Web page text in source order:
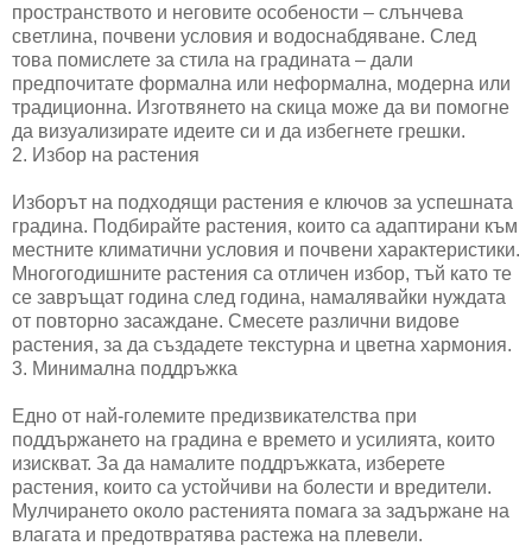
пространството и неговите особености – слънчева
светлина, почвени условия и водоснабдяване. След
това помислете за стила на градината – дали
предпочитате формална или неформална, модерна или
традиционна. Изготвянето на скица може да ви помогне
да визуализирате идеите си и да избегнете грешки.
2. Избор на растения
Изборът на подходящи растения е ключов за успешната
градина. Подбирайте растения, които са адаптирани към
местните климатични условия и почвени характеристики.
Многогодишните растения са отличен избор, тъй като те
се завръщат година след година, намалявайки нуждата
от повторно засаждане. Смесете различни видове
растения, за да създадете текстурна и цветна хармония.
3. Минимална поддръжка
Едно от най-големите предизвикателства при
поддържането на градина е времето и усилията, които
изискват. За да намалите поддръжката, изберете
растения, които са устойчиви на болести и вредители.
Мулчирането около растенията помага за задържане на
влагата и предотвратява растежа на плевели.